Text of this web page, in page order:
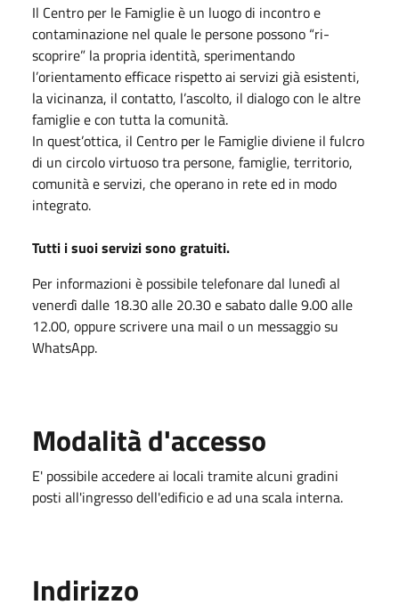
Il Centro per le Famiglie è un luogo di incontro e
contaminazione nel quale le persone possono “ri-
scoprire” la propria identità, sperimentando
l’orientamento efficace rispetto ai servizi già esistenti,
la vicinanza, il contatto, l’ascolto, il dialogo con le altre
famiglie e con tutta la comunità.
In quest’ottica, il Centro per le Famiglie diviene il fulcro
di un circolo virtuoso tra persone, famiglie, territorio,
comunità e servizi, che operano in rete ed in modo
integrato.
Tutti i suoi servizi sono gratuiti.
Per informazioni è possibile telefonare dal lunedì al
venerdì dalle 18.30 alle 20.30 e sabato dalle 9.00 alle
12.00, oppure scrivere una mail o un messaggio su
WhatsApp.
Modalità d'accesso
E' possibile accedere ai locali tramite alcuni gradini
posti all'ingresso dell'edificio e ad una scala interna.
Indirizzo